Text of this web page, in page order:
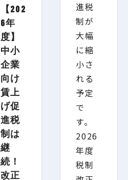
【202
6年
度】
中小
企業
向け
賃上
げ促
進税
制は
継
続！
改正
進税
制が
大幅
に縮
小さ
れる
予定
で
す。
2026
年度
税制